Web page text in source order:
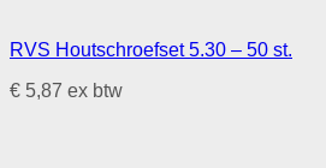
RVS Houtschroefset 5.30 – 50 st.
€ 5,87 ex btw